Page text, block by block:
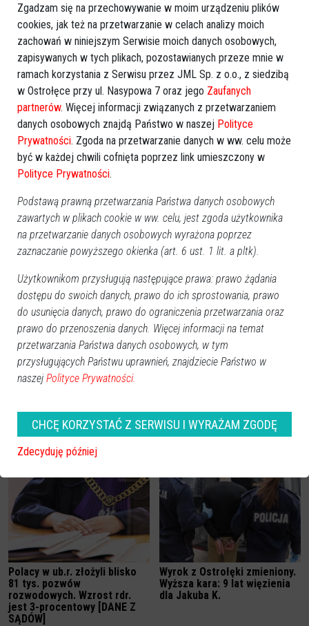
Zobacz również
Wyrok i "śniadanko". Maciej
Kleczkowski znów chce być
Spełnia się czarny scenariusz
dla banków. Sądy w całym
nowych pozwów
wypadku w Rzekuniu. Sąd
Najwyższy uchylił
"Skruszony" sypał kolegów.
Sąd uznał, że to właśnie on
Polacy w ub.r. złożyli blisko
81 tys. pozwów
rozwodowych. Wzrost rdr.
jest 3-procentowy [DANE Z
SĄDÓW]
Wyrok z Ostrołęki zmieniony.
Wyższa kara: 9 lat więzienia
dla Jakuba K.
Zgadzam się na przechowywanie w moim urządzeniu plików
cookies, jak też na przetwarzanie w celach analizy moich
zachowań w niniejszym Serwisie moich danych osobowych,
zapisywanych w tych plikach, pozostawianych przeze mnie w
ramach korzystania z Serwisu przez JML Sp. z o.o., z siedzibą
w Ostrołęce przy ul. Nasypowa 7 oraz jego Zaufanych
partnerów. Więcej informacji związanych z przetwarzaniem
danych osobowych znajdą Państwo w naszej Polityce
Prywatności. Zgoda na przetwarzanie danych w ww. celu może
być w każdej chwili cofnięta poprzez link umieszczony w
Polityce Prywatności.
Podstawą prawną przetwarzania Państwa danych osobowych
zawartych w plikach cookie w ww. celu, jest zgoda użytkownika
na przetwarzanie danych osobowych wyrażona poprzez
zaznaczanie powyższego okienka (art. 6 ust. 1 lit. a pltk).
Użytkownikom przysługują następujące prawa: prawo żądania
dostępu do swoich danych, prawo do ich sprostowania, prawo
do usunięcia danych, prawo do ograniczenia przetwarzania oraz
prawo do przenoszenia danych. Więcej informacji na temat
przetwarzania Państwa danych osobowych, w tym
przysługujących Państwu uprawnień, znajdziecie Państwo w
naszej Polityce Prywatności.
CHCĘ KORZYSTAĆ Z SERWISU I WYRAŻAM ZGODĘ
Zdecyduję później